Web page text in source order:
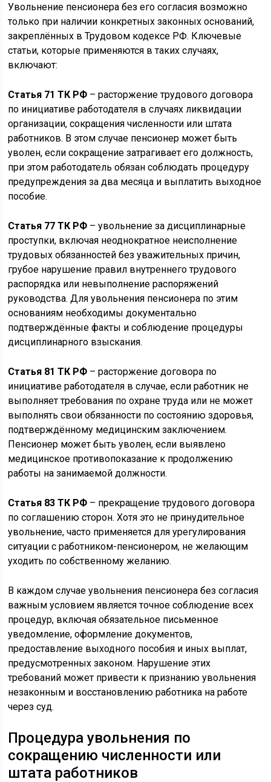
Увольнение пенсионера без его согласия возможно
только при наличии конкретных законных оснований,
закреплённых в Трудовом кодексе РФ. Ключевые
статьи, которые применяются в таких случаях,
включают:
Статья 71 ТК РФ – расторжение трудового договора
по инициативе работодателя в случаях ликвидации
организации, сокращения численности или штата
работников. В этом случае пенсионер может быть
уволен, если сокращение затрагивает его должность,
при этом работодатель обязан соблюдать процедуру
предупреждения за два месяца и выплатить выходное
пособие.
Статья 77 ТК РФ – увольнение за дисциплинарные
проступки, включая неоднократное неисполнение
трудовых обязанностей без уважительных причин,
грубое нарушение правил внутреннего трудового
распорядка или невыполнение распоряжений
руководства. Для увольнения пенсионера по этим
основаниям необходимы документально
подтверждённые факты и соблюдение процедуры
дисциплинарного взыскания.
Статья 81 ТК РФ – расторжение договора по
инициативе работодателя в случае, если работник не
выполняет требования по охране труда или не может
выполнять свои обязанности по состоянию здоровья,
подтверждённому медицинским заключением.
Пенсионер может быть уволен, если выявлено
медицинское противопоказание к продолжению
работы на занимаемой должности.
Статья 83 ТК РФ – прекращение трудового договора
по соглашению сторон. Хотя это не принудительное
увольнение, часто применяется для урегулирования
ситуации с работником-пенсионером, не желающим
уходить по собственному желанию.
В каждом случае увольнения пенсионера без согласия
важным условием является точное соблюдение всех
процедур, включая обязательное письменное
уведомление, оформление документов,
предоставление выходного пособия и иных выплат,
предусмотренных законом. Нарушение этих
требований может привести к признанию увольнения
незаконным и восстановлению работника на работе
через суд.
Процедура увольнения по
сокращению численности или
штата работников